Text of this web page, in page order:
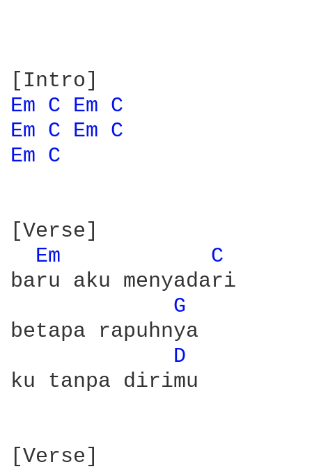
Em C Em C
Em C Em C
Em C
[Verse]
Em
C
baru aku menyadari
G
betapa rapuhnya
D
ku tanpa dirimu
[Verse]